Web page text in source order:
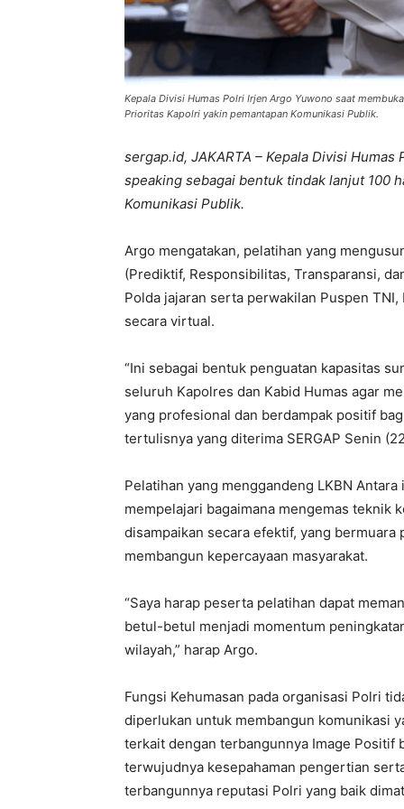
Kepala Divisi Humas Polri Irjen Argo Yuwono saat
Prioritas Kapolri yakin pemantapan Komunikasi Publik.
sergap.id, JAKARTA – Kepala Divisi
speaking sebagai bentuk tindak lanjut 100
Komunikasi Publik.
Argo mengatakan, pelatihan yang
(Prediktif, Responsibilitas, Transparansi,
Polda jajaran serta perwakilan Puspen
secara virtual.
“Ini sebagai bentuk penguatan kapasitas
seluruh Kapolres dan Kabid Humas agar
yang profesional dan berdampak positif
tertulisnya yang diterima SERGAP Senin
Pelatihan yang menggandeng LKBN
mempelajari bagaimana mengemas teknik
disampaikan secara efektif, yang
membangun kepercayaan masyarakat.
“Saya harap peserta pelatihan dapat
betul-betul menjadi momentum
wilayah,” harap Argo.
Fungsi Kehumasan pada organisasi Polri
diperlukan untuk membangun komunikasi
terkait dengan terbangunnya Image Positif
terwujudnya kesepahaman pengertian
terbangunnya reputasi Polri yang baik